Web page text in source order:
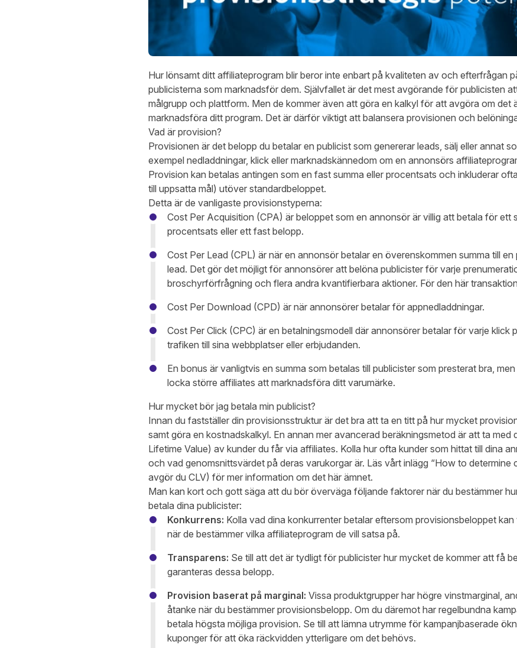
Hur lönsamt ditt affiliateprogram blir beror inte enbart på kvaliteten av och efterfrågan
publicisterna som marknadsför dem. Självfallet är det mest avgörande för publicisten
målgrupp och plattform. Men de kommer även att göra en kalkyl för att avgöra om det
marknadsföra ditt program. Det är därför viktigt att balansera provisionen och
Vad är provision?
Provisionen är det belopp du betalar en publicist som genererar leads, sälj eller annat
exempel nedladdningar, klick eller marknadskännedom om en annonsörs
Provision kan betalas antingen som en fast summa eller procentsats och inkluderar
till uppsatta mål) utöver standardbeloppet.
Detta är de vanligaste provisionstyperna:
Cost Per Acquisition (CPA) är beloppet som en annonsör är villig att betala för ett
procentsats eller ett fast belopp.
Cost Per Lead (CPL) är när en annonsör betalar en överenskommen summa till
lead. Det gör det möjligt för annonsörer att belöna publicister för varje
broschyrförfrågning och flera andra kvantifierbara aktioner. För den här
Cost Per Download (CPD) är när annonsörer betalar för appnedladdningar.
Cost Per Click (CPC) är en betalningsmodell där annonsörer betalar för varje klick
trafiken till sina webbplatser eller erbjudanden.
En bonus är vanligtvis en summa som betalas till publicister som presterat bra,
locka större affiliates att marknadsföra ditt varumärke.
Hur mycket bör jag betala min publicist?
Innan du fastställer din provisionsstruktur är det bra att ta en titt på hur mycket
samt göra en kostnadskalkyl. En annan mer avancerad beräkningsmetod är att ta med
Lifetime Value) av kunder du får via affiliates. Kolla hur ofta kunder som hittat till dina
och vad genomsnittsvärdet på deras varukorgar är. Läs vårt inlägg “How to determine
avgör du CLV) för mer information om det här ämnet.
Man kan kort och gott säga att du bör överväga följande faktorer när du bestämmer
betala dina publicister:
Konkurrens: Kolla vad dina konkurrenter betalar eftersom provisionsbeloppet
när de bestämmer vilka affiliateprogram de vill satsa på.
Transparens: Se till att det är tydligt för publicister hur mycket de kommer att få
garanteras dessa belopp.
Provision baserat på marginal: Vissa produktgrupper har högre vinstmarginal,
åtanke när du bestämmer provisionsbelopp. Om du däremot har regelbundna
betala högsta möjliga provision. Se till att lämna utrymme för kampanjbaserade
kuponger för att öka räckvidden ytterligare om det behövs.